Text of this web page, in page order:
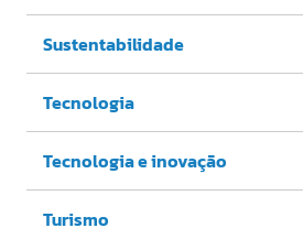
Sustentabilidade
Tecnologia
Tecnologia e inovação
Turismo